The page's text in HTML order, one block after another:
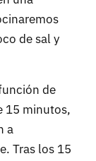
de sal y
de
15 minutos,
a
Tras los 15